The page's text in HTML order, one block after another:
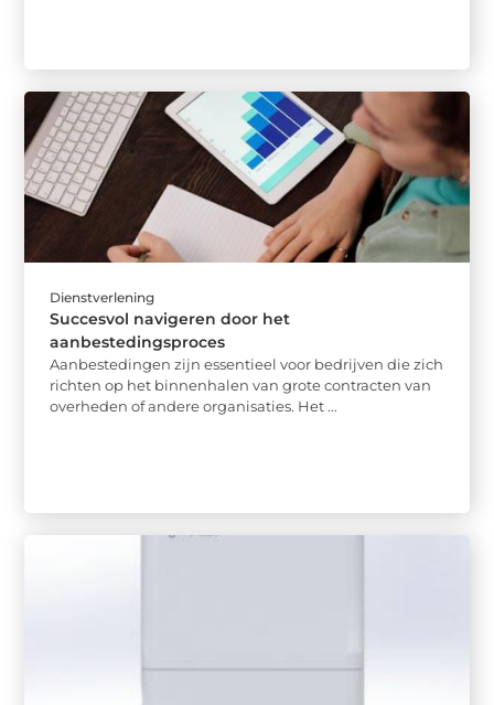
Dienstverlening
Succesvol navigeren door het
aanbestedingsproces
Aanbestedingen zijn essentieel voor bedrijven die zich
richten op het binnenhalen van grote contracten van
overheden of andere organisaties. Het ...